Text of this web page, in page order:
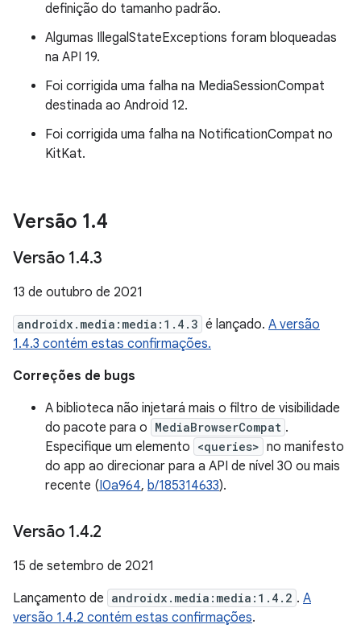
definição do tamanho padrão.
Algumas IllegalStateExceptions foram bloqueadas
na API 19.
Foi corrigida uma falha na MediaSessionCompat
destinada ao Android 12.
Foi corrigida uma falha na NotificationCompat no
KitKat.
Versão 1.4
Versão 1.4.3
13 de outubro de 2021
androidx.media:media:1.4.3 é lançado. A versão
1.4.3 contém estas confirmações.
Correções de bugs
A biblioteca não injetará mais o filtro de visibilidade
do pacote para o MediaBrowserCompat .
Especifique um elemento <queries> no manifesto
do app ao direcionar para a API de nível 30 ou mais
recente (I0a964, b/185314633).
Versão 1.4.2
15 de setembro de 2021
Lançamento de androidx.media:media:1.4.2 . A
versão 1.4.2 contém estas confirmações.